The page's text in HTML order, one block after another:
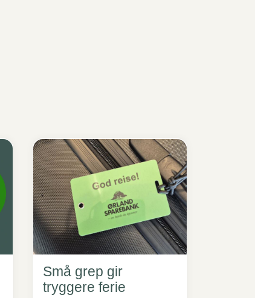
Små grep gir
tryggere ferie